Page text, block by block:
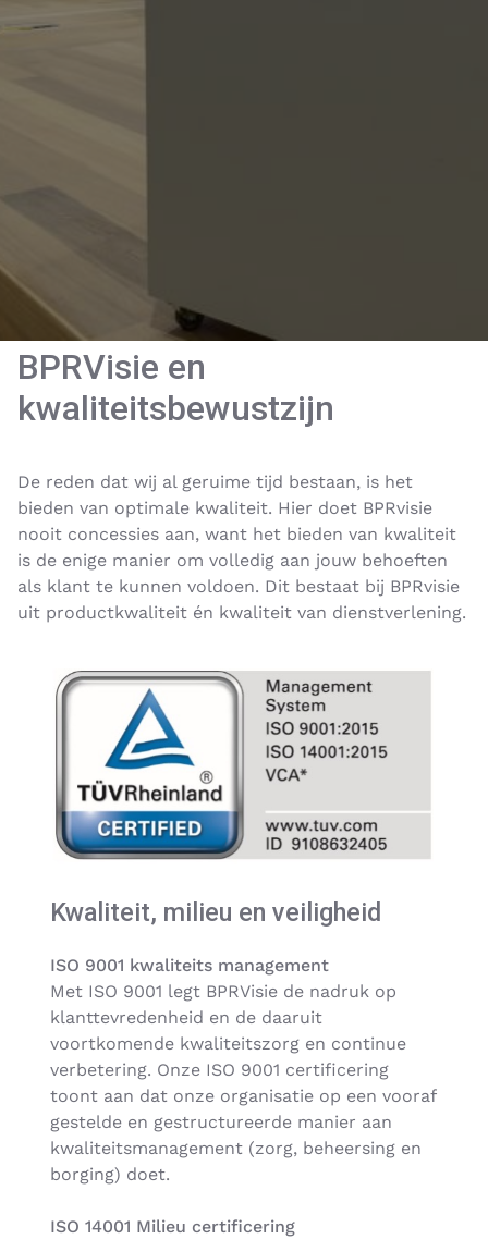
BPRVisie en
kwaliteitsbewustzijn
De reden dat wij al geruime tijd bestaan, is het
bieden van optimale kwaliteit. Hier doet BPRvisie
nooit concessies aan, want het bieden van kwaliteit
is de enige manier om volledig aan jouw behoeften
als klant te kunnen voldoen. Dit bestaat bij BPRvisie
uit productkwaliteit én kwaliteit van dienstverlening.
Kwaliteit, milieu en veiligheid
ISO 9001 kwaliteits management
Met ISO 9001 legt BPRVisie de nadruk op
klanttevredenheid en de daaruit
voortkomende kwaliteitszorg en continue
verbetering. Onze ISO 9001 certificering
toont aan dat onze organisatie op een vooraf
gestelde en gestructureerde manier aan
kwaliteitsmanagement (zorg, beheersing en
borging) doet.
ISO 14001 Milieu certificering